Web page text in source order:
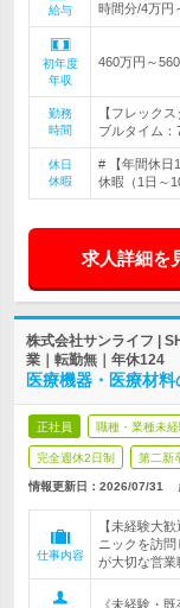
給与
時間分/4万円
初年度
年収
460万円～
勤務
時間
【フレック
ブルタイム：
休日
休暇
# 【年間休
休暇（1日～
求人詳細を
株式会社サンライフ |
業｜転勤無｜年休124
医療機器・医療材
正社員 職種・業種未
完全週休2日制 第二新
情報更新日：2026/07/31
仕事内容
【未経験大
ニックを訪
が大切な営業
《未経験・